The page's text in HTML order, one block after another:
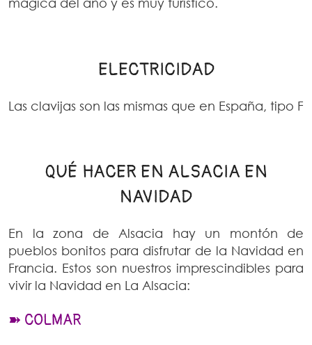
mágica del año y es muy turístico.
ELECTRICIDAD
Las clavijas son las mismas que en España, tipo F
QUÉ HACER EN ALSACIA EN
NAVIDAD
En la zona de Alsacia hay un montón de
pueblos bonitos para disfrutar de la Navidad en
Francia. Estos son nuestros imprescindibles para
vivir la Navidad en La Alsacia:
➽ COLMAR